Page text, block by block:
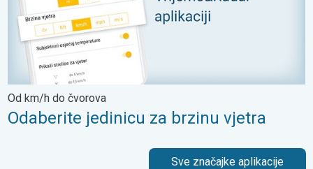
Od km/h do čvorova
Odaberite jedinicu za brzinu vjetra
Sve značajke aplikacije